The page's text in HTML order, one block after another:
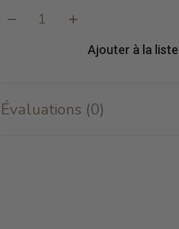
Quantité:
Ajouter à la
Évaluations (0)